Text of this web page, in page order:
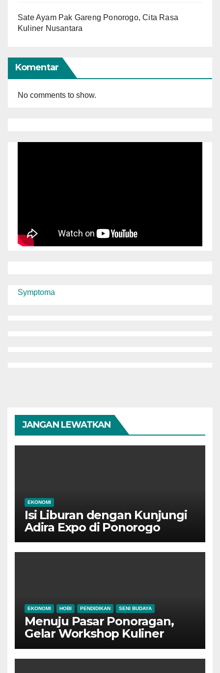
Sate Ayam Pak Gareng Ponorogo, Cita Rasa
Kuliner Nusantara
Komentar
No comments to show.
Symptoma
JANGAN LEWATKAN
EKONOMI
Isi Liburan dengan Kunjungi
Adira Expo di Ponorogo
EKONOMI HOBI PENDIDIKAN SENI BUDAYA
Menuju Pasar Ponoragan,
Gelar Workshop Kuliner
Tradisional Ponorogo